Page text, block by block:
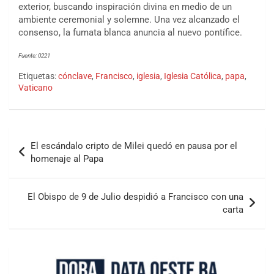
exterior, buscando inspiración divina en medio de un
ambiente ceremonial y solemne. Una vez alcanzado el
consenso, la fumata blanca anuncia al nuevo pontífice.
Fuente: 0221
Etiquetas:cónclave, Francisco, iglesia, Iglesia Católica, papa,
Vaticano
El escándalo cripto de Milei quedó en pausa por el
homenaje al Papa
El Obispo de 9 de Julio despidió a Francisco con una
carta